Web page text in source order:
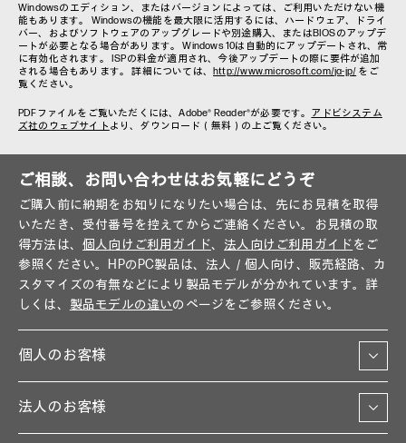
Windowsのエディション、またはバージョンによっては、ご利用いただけない機
能もあります。 Windowsの機能を最大限に活用するには、ハードウェア、ドライ
バー、およびソフトウェアのアップグレードや別途購入、またはBIOSのアップデ
ートが必要となる場合があります。 Windows 10は自動的にアップデートされ、常
に有効化されます。 ISPの料金が適用され、今後アップデートの際に要件が追加
される場合もあります。 詳細については、 http://www.microsoft.com/ja-jp/ をご
覧ください。
PDFファイルをご覧いただくには、Adobe® Reader®が必要です。 アドビシステム
ズ社のウェブサイト より、ダウンロード（無料）の上ご覧ください。
ご相談、お問い合わせはお気軽にどうぞ
ご購入前に納期をお知りになりたい場合は、先にお見積を取得
いただき、受付番号を控えてからご連絡ください。お見積の取
得方法は、 個人向けご利用ガイド、 法人向けご利用ガイドをご
参照ください。HPのPC製品は、法人／個人向け、販売経路、カ
スタマイズの有無などにより製品モデルが分かれています。詳
しくは、 製品モデルの違いのページをご参照ください。
個人のお客様
法人のお客様